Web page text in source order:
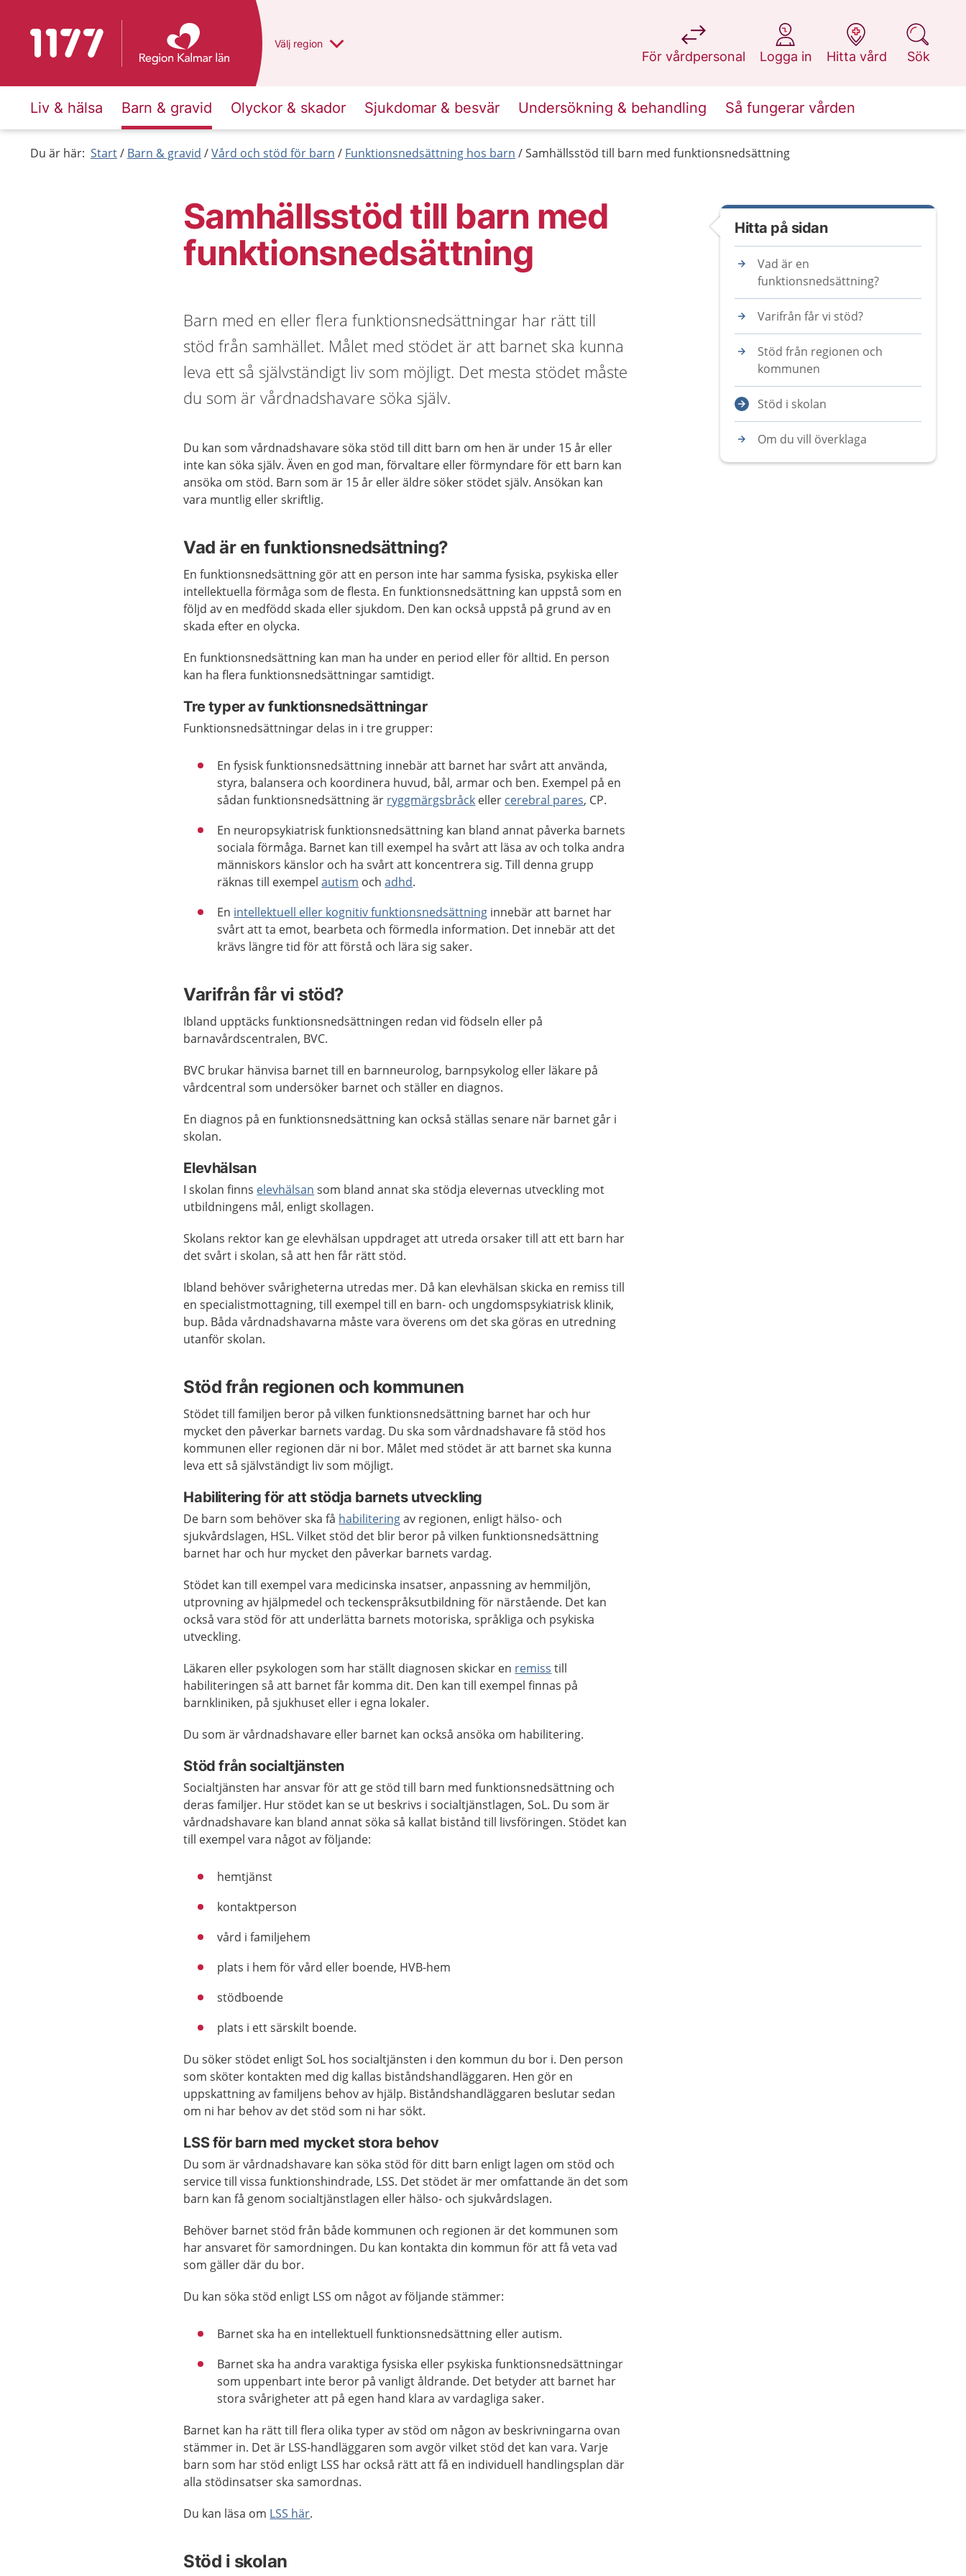
Till startsidan för 1177 Du har valt region
Välj en annan
region
För vårdpersonal
på 1177.se
Logga in
på 1177.se
Hitta vård
på 1177.se
Sök
på 1177.se
Liv & hälsa Barn & gravid Olyckor & skador Sjukdomar & besvär Undersökning & behandling Så fungerar vården
Du är här: Start Barn & gravid Vård och stöd för barn Funktionsnedsättning hos barn Samhällsstöd till barn med funktionsnedsättning
Samhällsstöd till barn med
funktionsnedsättning
Barn med en eller flera funktionsnedsättningar har rätt till
stöd från samhället. Målet med stödet är att barnet ska kunna
leva ett så självständigt liv som möjligt. Det mesta stödet måste
du som är vårdnadshavare söka själv.
Du kan som vårdnadshavare söka stöd till ditt barn om hen är under 15 år eller
inte kan söka själv. Även en god man, förvaltare eller förmyndare för ett barn kan
ansöka om stöd. Barn som är 15 år eller äldre söker stödet själv. Ansökan kan
vara muntlig eller skriftlig.
Vad är en funktionsnedsättning?
En funktionsnedsättning gör att en person inte har samma fysiska, psykiska eller
intellektuella förmåga som de flesta. En funktionsnedsättning kan uppstå som en
följd av en medfödd skada eller sjukdom. Den kan också uppstå på grund av en
skada efter en olycka.
En funktionsnedsättning kan man ha under en period eller för alltid. En person
kan ha flera funktionsnedsättningar samtidigt.
Tre typer av funktionsnedsättningar
Funktionsnedsättningar delas in i tre grupper:
En fysisk funktionsnedsättning innebär att barnet har svårt att använda,
styra, balansera och koordinera huvud, bål, armar och ben. Exempel på en
sådan funktionsnedsättning är ryggmärgsbråck eller cerebral pares, CP.
En neuropsykiatrisk funktionsnedsättning kan bland annat påverka barnets
sociala förmåga. Barnet kan till exempel ha svårt att läsa av och tolka andra
människors känslor och ha svårt att koncentrera sig. Till denna grupp
räknas till exempelautism ochadhd.
En intellektuell eller kognitiv funktionsnedsättning innebär att barnet har
svårt att ta emot, bearbeta och förmedla information. Det innebär att det
krävs längre tid för att förstå och lära sig saker.
Varifrån får vi stöd?
Ibland upptäcks funktionsnedsättningen redan vid födseln eller på
barnavårdscentralen, BVC.
BVC brukar hänvisa barnet till en barnneurolog, barnpsykolog eller läkare på
vårdcentral som undersöker barnet och ställer en diagnos.
En diagnos på en funktionsnedsättning kan också ställas senare när barnet går i
skolan.
Elevhälsan
I skolan finns elevhälsan som bland annat ska stödja elevernas utveckling mot
utbildningens mål, enligt skollagen.
Skolans rektor kan ge elevhälsan uppdraget att utreda orsaker till att ett barn har
det svårt i skolan, så att hen får rätt stöd.
Ibland behöver svårigheterna utredas mer. Då kan elevhälsan skicka en remiss till
en specialistmottagning, till exempel till en barn- och ungdomspsykiatrisk klinik,
bup. Båda vårdnadshavarna måste vara överens om det ska göras en utredning
utanför skolan.
Stöd från regionen och kommunen
Stödet till familjen beror på vilken funktionsnedsättning barnet har och hur
mycket den påverkar barnets vardag. Du ska som vårdnadshavare få stöd hos
kommunen eller regionen där ni bor. Målet med stödet är att barnet ska kunna
leva ett så självständigt liv som möjligt.
Habilitering för att stödja barnets utveckling
De barn som behöver ska få habiliteringav regionen, enligt hälso- och
sjukvårdslagen, HSL. Vilket stöd det blir beror på vilken funktionsnedsättning
barnet har och hur mycket den påverkar barnets vardag.
Stödet kan till exempel vara medicinska insatser, anpassning av hemmiljön,
utprovning av hjälpmedel och teckenspråksutbildning för närstående. Det kan
också vara stöd för att underlätta barnets motoriska, språkliga och psykiska
utveckling.
Läkaren eller psykologen som har ställt diagnosen skickar en remiss till
habiliteringen så att barnet får komma dit. Den kan till exempel finnas på
barnkliniken, på sjukhuset eller i egna lokaler.
Du som är vårdnadshavare eller barnet kan också ansöka om habilitering.
Stöd från socialtjänsten
Socialtjänsten har ansvar för att ge stöd till barn med funktionsnedsättning och
deras familjer. Hur stödet kan se ut beskrivs i socialtjänstlagen, SoL. Du som är
vårdnadshavare kan bland annat söka så kallat bistånd till livsföringen. Stödet kan
till exempel vara något av följande:
hemtjänst
kontaktperson
vård i familjehem
plats i hem för vård eller boende, HVB-hem
stödboende
plats i ett särskilt boende.
Du söker stödet enligt SoL hos socialtjänsten i den kommun du bor i. Den person
som sköter kontakten med dig kallas biståndshandläggaren. Hen gör en
uppskattning av familjens behov av hjälp. Biståndshandläggaren beslutar sedan
om ni har behov av det stöd som ni har sökt.
LSS för barn med mycket stora behov
Du som är vårdnadshavare kan söka stöd för ditt barn enligt lagen om stöd och
service till vissa funktionshindrade, LSS. Det stödet är mer omfattande än det som
barn kan få genom socialtjänstlagen eller hälso- och sjukvårdslagen.
Behöver barnet stöd från både kommunen och regionen är det kommunen som
har ansvaret för samordningen. Du kan kontakta din kommun för att få veta vad
som gäller där du bor.
Du kan söka stöd enligt LSS om något av följande stämmer:
Barnet ska ha en intellektuell funktionsnedsättning eller autism.
Barnet ska ha andra varaktiga fysiska eller psykiska funktionsnedsättningar
som uppenbart inte beror på vanligt åldrande. Det betyder att barnet har
stora svårigheter att på egen hand klara av vardagliga saker.
Barnet kan ha rätt till flera olika typer av stöd om någon av beskrivningarna ovan
stämmer in. Det är LSS-handläggaren som avgör vilket stöd det kan vara. Varje
barn som har stöd enligt LSS har också rätt att få en individuell handlingsplan där
alla stödinsatser ska samordnas.
Du kan läsa om LSS här.
Stöd i skolan
Hitta på sidan
Vad är en
funktionsnedsättning?
Varifrån får vi stöd?
Stöd från regionen och
kommunen
Stöd i skolan
Om du vill överklaga